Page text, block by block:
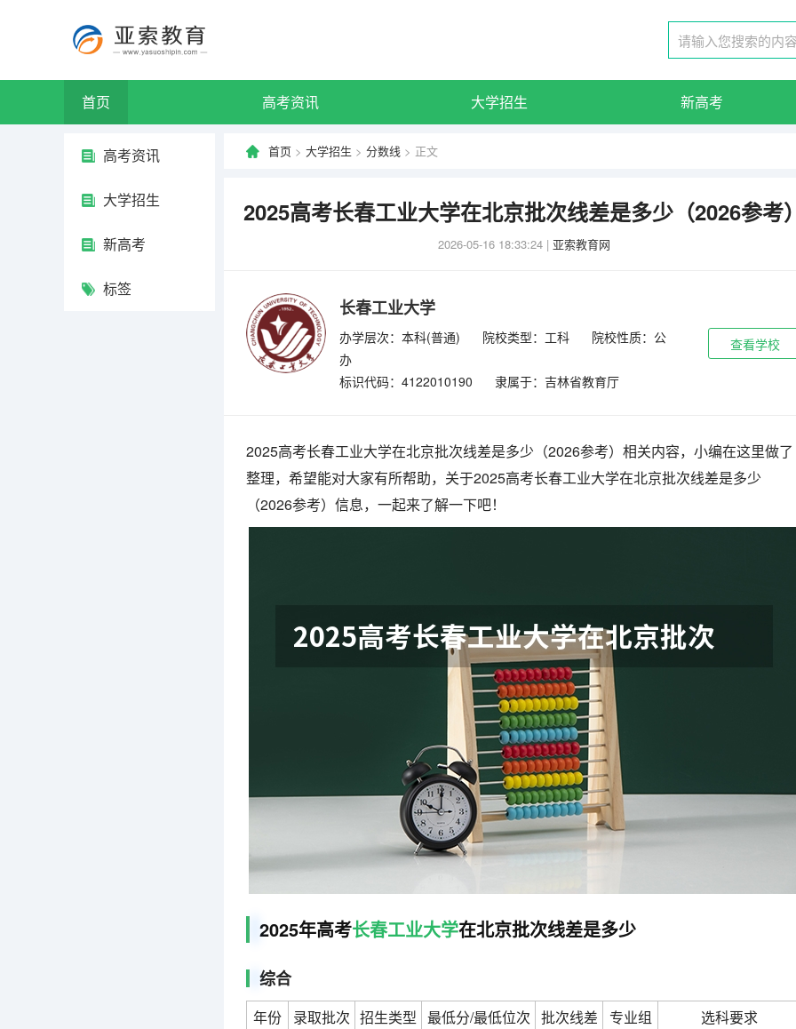
首页 高考资讯 大学招生 新高考
高考资讯
大学招生
新高考
标签
首页 > 大学招生 > 分数线 > 正文
2025高考长春工业大学在北京批次线差是多少（2026参考）
2026-05-16 18:33:24 | 亚索教育网
长春工业大学
办学层次：本科(普通) 院校类型：工科
院校性质：公
办
标识代码：4122010190
隶属于：吉林省教育厅
查看学校
2025高考长春工业大学在北京批次线差是多少（2026参考）相关内容，小编在这里做了
整理，希望能对大家有所帮助，关于2025高考长春工业大学在北京批次线差是多少
（2026参考）信息，一起来了解一下吧！
2025年高考长春工业大学在北京批次线差是多少
综合
年份 录取批次 招生类型 最低分/最低位次 批次线差 专业组
选科要求